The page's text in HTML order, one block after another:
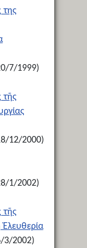
της
7/1999)
τῆς
12/2000)
1/2002)
τῆς
Ἐλευθερία
3/2002)